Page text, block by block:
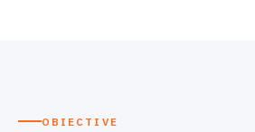
OBIECTIVE